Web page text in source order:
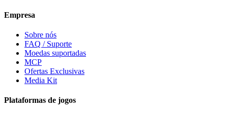
Empresa
Sobre nós
FAQ / Suporte
Moedas suportadas
MCP
Ofertas Exclusivas
Media Kit
Plataformas de jogos